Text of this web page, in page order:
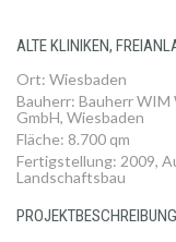
ALTE KLINIKEN,
Ort: Wiesbaden
Bauherr: Bauherr
GmbH, Wiesbaden
Fläche: 8.700 qm
Fertigstellung: 2009,
Landschaftsbau
PROJEKTBESCHREIBUNG